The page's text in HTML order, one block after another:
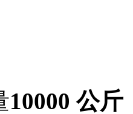
10000 公斤